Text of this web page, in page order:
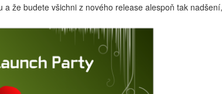
a že budete všichni z nového release alespoň tak